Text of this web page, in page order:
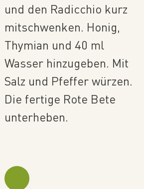
und den Radicchio kurz
mitschwenken. Honig,
Thymian und 40 ml
Wasser hinzugeben. Mit
Salz und Pfeffer würzen.
Die fertige Rote Bete
unterheben.